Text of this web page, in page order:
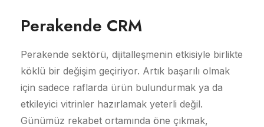
Perakende CRM
Perakende sektörü, dijitalleşmenin etkisiyle birlikte
köklü bir değişim geçiriyor. Artık başarılı olmak
için sadece raflarda ürün bulundurmak ya da
etkileyici vitrinler hazırlamak yeterli değil.
Günümüz rekabet ortamında öne çıkmak,